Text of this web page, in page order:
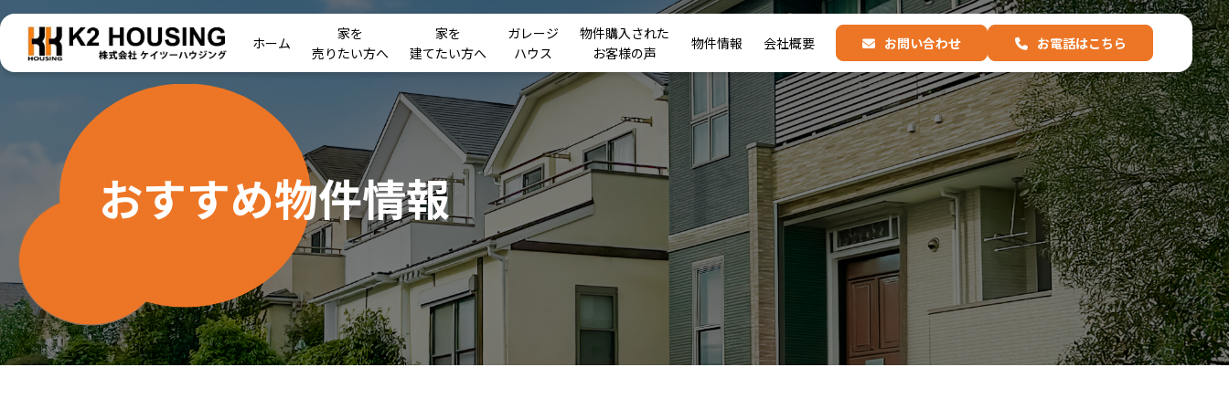
ホーム
家を
売りたい方へ
家を
建てたい方へ
ガレージ
ハウス
物件購入された
お客様の声
物件情報 会社概要 お問い合わせ お電話はこちら
おすすめ物件情報